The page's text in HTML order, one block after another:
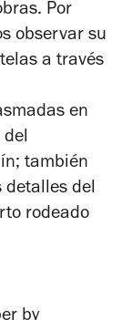
Por
observar su
a través
en
del
también
detalles del
rodeado